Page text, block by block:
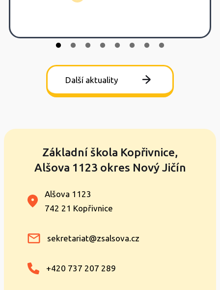
Další aktuality
Základní škola Kopřivnice,
Alšova 1123 okres Nový Jičín
Alšova 1123
742 21 Kopřivnice
sekretariat@zsalsova.cz
+420 737 207 289